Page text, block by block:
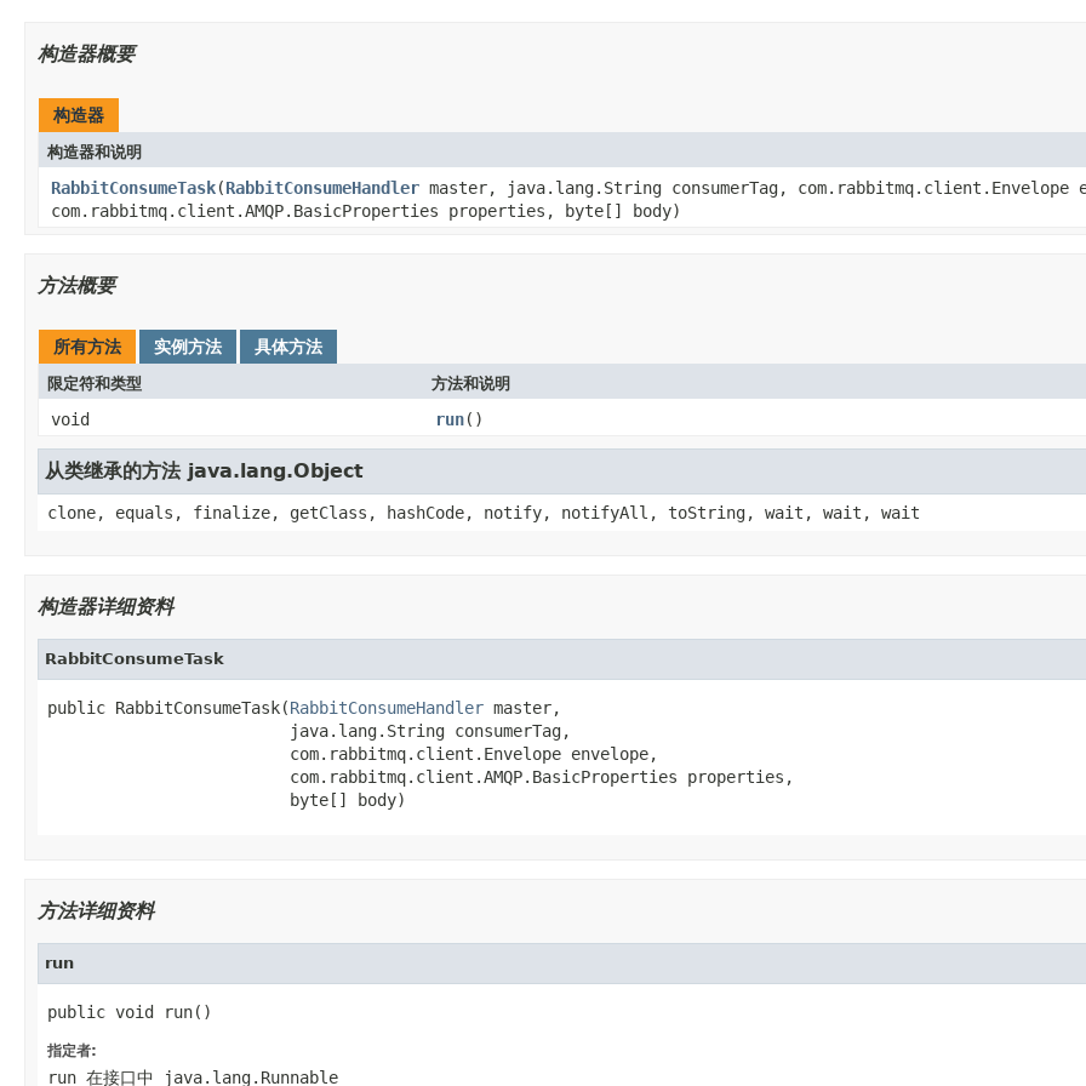
构造器概要
构造器
构造器和说明
RabbitConsumeTask(RabbitConsumeHandler master, java.lang.String consumerTag, com.rabbitmq.client.Envelope
com.rabbitmq.client.AMQP.BasicProperties properties, byte[] body)
方法概要
所有方法 实例方法 具体方法
限定符和类型 方法和说明
void run()
从类继承的方法 java.lang.Object
clone, equals, finalize, getClass, hashCode, notify, notifyAll, toString, wait, wait, wait
构造器详细资料
RabbitConsumeTask
public RabbitConsumeTask(RabbitConsumeHandler master,
                         java.lang.String consumerTag,
                         com.rabbitmq.client.Envelope envelope,
                         com.rabbitmq.client.AMQP.BasicProperties properties,
                         byte[] body)
方法详细资料
run
public void run()
指定者:
run 在接口中 java.lang.Runnable